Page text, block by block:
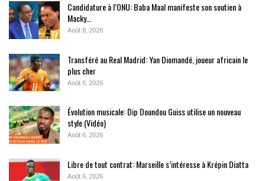
Candidature à l’ONU: Baba Maal manifeste son soutien à
Macky…
Août 8, 2026
Transféré au Real Madrid: Yan Diomandé, joueur africain le
plus cher
Août 6, 2026
Évolution musicale: Dip Doundou Guiss utilise un nouveau
style (Vidéo)
Août 6, 2026
Libre de tout contrat: Marseille s’intéresse à Krépin Diatta
Août 6, 2026